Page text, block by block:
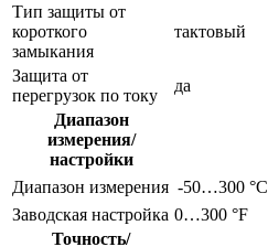
Тип защиты от
короткого
замыкания
тактовый
Защита от
перегрузок по току
да
Диапазон
измерения/
настройки
Диапазон измерения -50…300 °C
Заводская настройка 0…300 °F
Точность/